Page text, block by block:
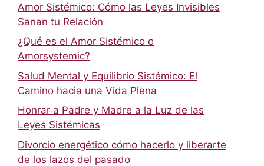
Amor Sistémico: Cómo las Leyes Invisibles
Sanan tu Relación
¿Qué es el Amor Sistémico o
Amorsystemic?
Salud Mental y Equilibrio Sistémico: El
Camino hacia una Vida Plena
Honrar a Padre y Madre a la Luz de las
Leyes Sistémicas
Divorcio energético cómo hacerlo y liberarte
de los lazos del pasado